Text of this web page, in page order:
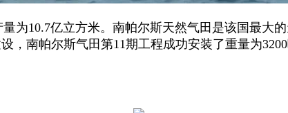
10.7亿立方米。南帕尔斯天然气田是该国最大
，南帕尔斯气田第11期工程成功安装了重量为